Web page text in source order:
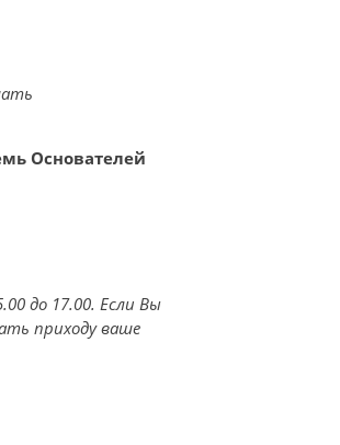
Основателей
до 17.00. Если Вы
приходу ваше